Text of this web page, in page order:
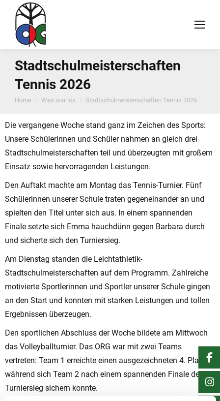
Stadtschulmeisterschaften
Tennis 2026
You are here:
Home Was war los Stadtschulmeisterschaften Tennis 2026
Die vergangene Woche stand ganz im Zeichen des Sports:
Unsere Schülerinnen und Schüler nahmen an gleich drei
Stadtschulmeisterschaften teil und überzeugten mit großem
Einsatz sowie hervorragenden Leistungen.
Den Auftakt machte am Montag das Tennis-Turnier. Fünf
Schülerinnen unserer Schule traten gegeneinander an und
spielten den Titel unter sich aus. In einem spannenden
Finale setzte sich Emma hauchdünn gegen Barbara durch
und sicherte sich den Turniersieg.
Am Dienstag standen die Leichtathletik-
Stadtschulmeisterschaften auf dem Programm. Zahlreiche
motivierte Sportlerinnen und Sportler unserer Schule gingen
an den Start und konnten mit starken Leistungen und tollen
Ergebnissen überzeugen.
Den sportlichen Abschluss der Woche bildete am Mittwoch
das Volleyballturnier. Das ORG war mit zwei Teams
vertreten: Team 1 erreichte einen ausgezeichneten 4. Platz,
während sich Team 2 nach einem spannenden Finale den
Turniersieg sichern konnte.